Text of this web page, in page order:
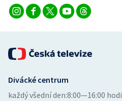
Volejbal
Divácké centrum
každý všední den:8:00—16:00